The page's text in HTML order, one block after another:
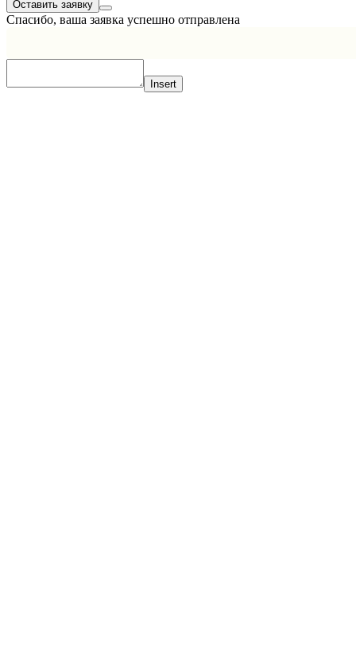
Спасибо, ваша заявка успешно отправлена
Insert